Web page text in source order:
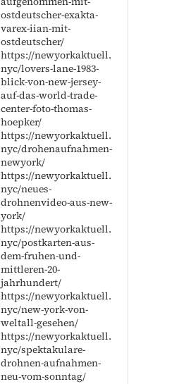
ostdeutscher-exakta-
varex-iian-mit-
ostdeutscher/
https://newyorkaktuell.
nyc/lovers-lane-1983-
blick-von-new-jersey-
auf-das-world-trade-
center-foto-thomas-
hoepker/
https://newyorkaktuell.
nyc/drohenaufnahmen-
newyork/
https://newyorkaktuell.
nyc/neues-
drohnenvideo-aus-new-
york/
https://newyorkaktuell.
nyc/postkarten-aus-
dem-fruhen-und-
mittleren-20-
jahrhundert/
https://newyorkaktuell.
nyc/new-york-von-
weltall-gesehen/
https://newyorkaktuell.
nyc/spektakulare-
drohnen-aufnahmen-
neu-vom-sonntag/